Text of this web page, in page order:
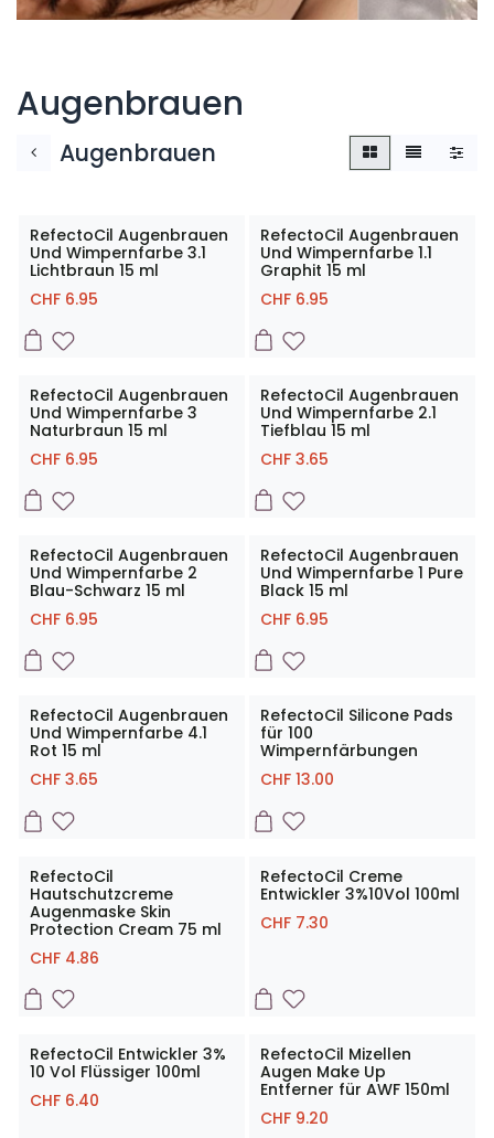
Augenbrauen
Augenbrauen
RefectoCil Augenbrauen
Und Wimpernfarbe 3.1
Lichtbraun 15 ml
CHF 6.95
RefectoCil Augenbrauen
Und Wimpernfarbe 1.1
Graphit 15 ml
CHF 6.95
RefectoCil Augenbrauen
Und Wimpernfarbe 3
Naturbraun 15 ml
CHF 6.95
RefectoCil Augenbrauen
Und Wimpernfarbe 2.1
Tiefblau 15 ml
CHF 3.65
RefectoCil Augenbrauen
Und Wimpernfarbe 2
Blau-Schwarz 15 ml
CHF 6.95
RefectoCil Augenbrauen
Und Wimpernfarbe 1 Pure
Black 15 ml
CHF 6.95
RefectoCil Augenbrauen
Und Wimpernfarbe 4.1
Rot 15 ml
CHF 3.65
RefectoCil Silicone Pads
für 100
Wimpernfärbungen
CHF 13.00
RefectoCil
Hautschutzcreme
Augenmaske Skin
Protection Cream 75 ml
CHF 4.86
RefectoCil Creme
Entwickler 3%10Vol 100ml
CHF 7.30
RefectoCil Entwickler 3%
10 Vol Flüssiger 100ml
CHF 6.40
RefectoCil Mizellen
Augen Make Up
Entferner für AWF 150ml
CHF 9.20